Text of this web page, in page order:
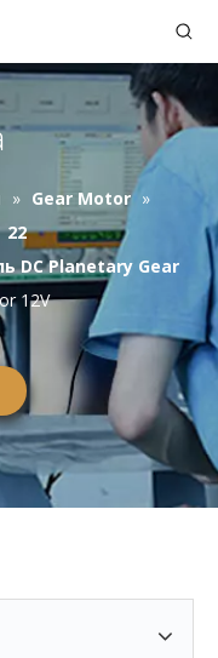
» Gear Motor »
22
DC Planetary Gear
12V